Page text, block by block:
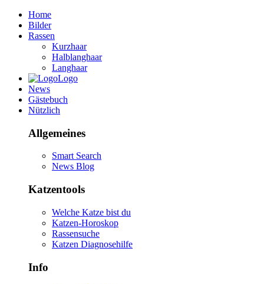
Home
Bilder
Rassen
Kurzhaar
Halblanghaar
Langhaar
Logo
News
Gästebuch
Nützlich
Allgemeines
Smart Search
News Blog
Katzentools
Welche Katze bist du
Katzen-Horoskop
Rassensuche
Katzen Diagnosehilfe
Info